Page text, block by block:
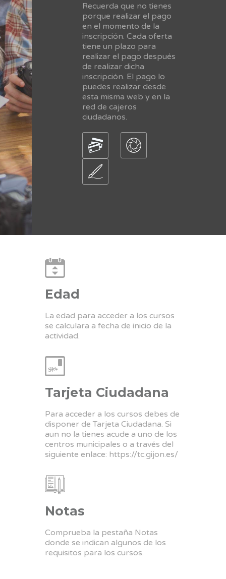
Recuerda que no tienes
porque realizar el pago
en el momento de la
inscripción. Cada oferta
tiene un plazo para
realizar el pago después
de realizar dicha
inscripción. El pago lo
puedes realizar desde
esta misma web y en la
red de cajeros
ciudadanos.
Edad
La edad para acceder a los cursos
se calculara a fecha de inicio de la
actividad.
Tarjeta Ciudadana
Para acceder a los cursos debes de
disponer de Tarjeta Ciudadana. Si
aun no la tienes acude a uno de los
centros municipales o a través del
siguiente enlace: https://tc.gijon.es/
Notas
Comprueba la pestaña Notas
donde se indican algunos de los
requisitos para los cursos.